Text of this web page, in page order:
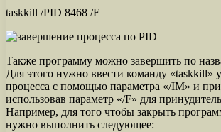
taskkill /PID 8468 /F
Также программу можно завершить по
Для этого нужно ввести команду «taskkill»
процесса с помощью параметра «/IM» и
использовав параметр «/F» для
Например, для того чтобы закрыть
нужно выполнить следующее: